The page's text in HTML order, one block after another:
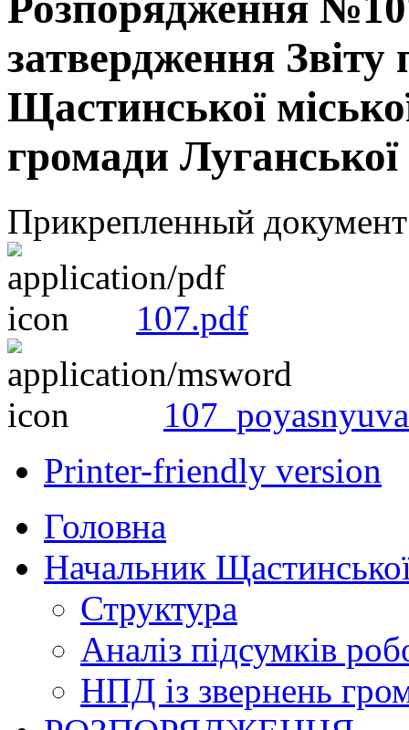
затвердження
Щастинської
громади Луганської
Прикрепленный
107.pdf
Printer-friendly version
Головна
Начальник
Структура
Аналіз підсумків
НПД із звернень